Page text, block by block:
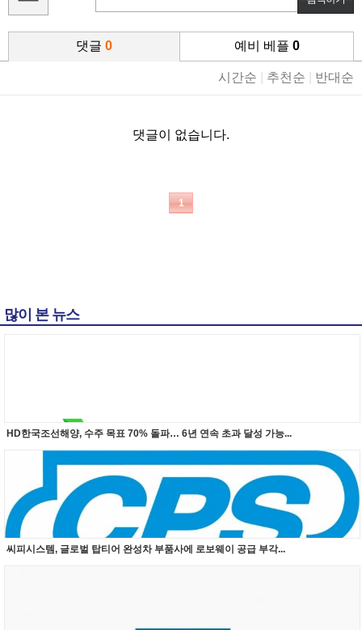
댓글 0 예비 베플 0
시간순 추천순 반대순
댓글이 없습니다.
1
많이 본 뉴스
HD한국조선해양, 수주 목표 70% 돌파… 6년 연속 초과 달성 가능...
씨피시스템, 글로벌 탑티어 완성차 부품사에 로보웨이 공급 부각...